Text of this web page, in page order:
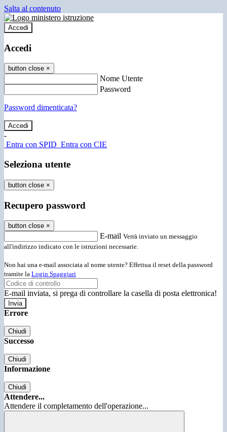
Salta al contenuto
Accedi
Accedi
button close ×
Nome Utente
Password
Password dimenticata?
-
Entra con SPID Entra con CIE
Seleziona utente
button close ×
Recupero password
button close ×
E-mail Verrà inviato un messaggio
all'indirizzo indicato con le istruzioni necessarie.
Non hai una e-mail associata al nome utente? Effettua il reset della password
tramite la Login Spaggiari
E-mail inviata, si prega di controllare la casella di posta elettronica!
Errore
Chiudi
Successo
Chiudi
Informazione
Chiudi
Attendere...
Attendere il completamento dell'operazione...